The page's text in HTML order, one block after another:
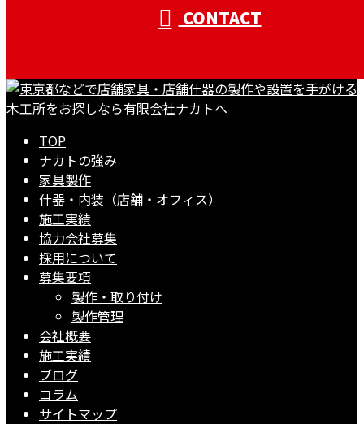
CONTACT
TOP
ナカトの強み
家具製作
什器・内装（店舗・オフィス）
施工実績
協力会社募集
採用について
募集要項
製作・取り付け
製作管理
会社概要
施工実績
ブログ
コラム
サイトマップ